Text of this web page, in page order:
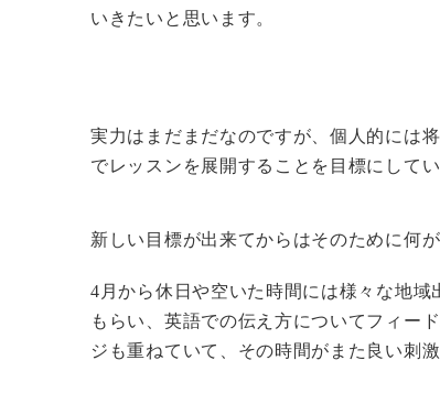
いきたいと思います。
実力はまだまだなのですが、個人的には
でレッスンを展開することを目標にしてい
新しい目標が出来てからはそのために何
4月から休日や空いた時間には様々な地
もらい、英語での伝え方についてフィー
ジも重ねていて、その時間がまた良い刺